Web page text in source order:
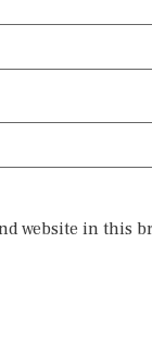
website in this